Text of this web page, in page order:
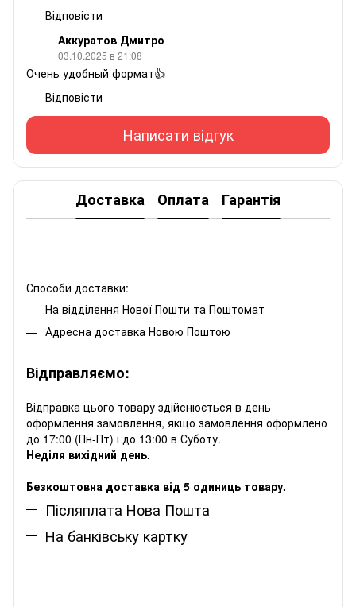
Відповісти
Аккуратов Дмитро
03.10.2025 в 21:08
Очень удобный формат👍
Відповісти
Написати відгук
Доставка Оплата Гарантія
Способи доставки:
На відділення Нової Пошти та Поштомат
Адресна доставка Новою Поштою
Відправляємо:
Відправка цього товару здійснюється в день
оформлення замовлення, якщо замовлення оформлено
до 17:00 (Пн-Пт) і до 13:00 в Суботу.
Неділя вихідний день.
Безкоштовна доставка від 5 одиниць товару.
Післяплата Нова Пошта
На банківську картку